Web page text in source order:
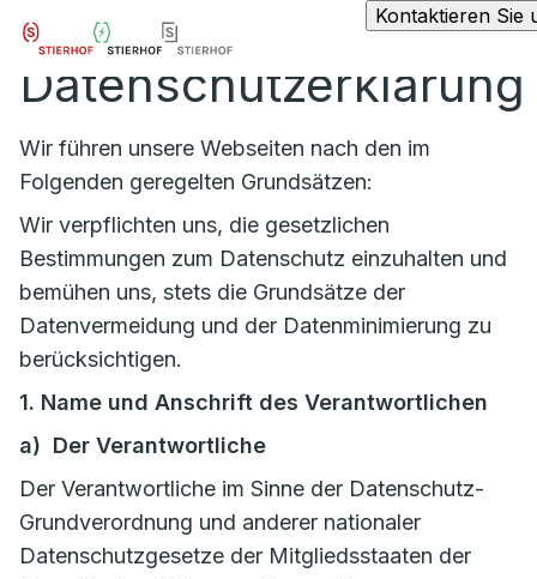
Kontaktieren Sie
Datenschutzerklärung
Wir führen unsere Webseiten nach den im
Folgenden geregelten Grundsätzen:
Wir verpflichten uns, die gesetzlichen
Bestimmungen zum Datenschutz einzuhalten und
bemühen uns, stets die Grundsätze der
Datenvermeidung und der Datenminimierung zu
berücksichtigen.
1. Name und Anschrift des Verantwortlichen
a) Der Verantwortliche
Der Verantwortliche im Sinne der Datenschutz-
Grundverordnung und anderer nationaler
Datenschutzgesetze der Mitgliedsstaaten der